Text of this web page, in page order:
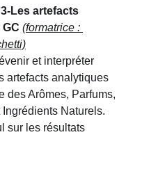
Les artefacts
(formatrice :
et interpréter
artefacts analytiques
des Arômes, Parfums,
Naturels.
sur les résultats